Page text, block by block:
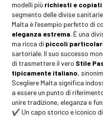
modelli più richiesti e copiati
segmento delle divise
Malta è l'esempio perfetto di
eleganza estrema. È una
ma ricca di piccoli
sartoriale. Il suo successo
di trasmettere il vero Stile
tipicamente italiano,
Scegliere Malta significa
a essere un punto di
unire tradizione, eleganza e
✔️ Un capo storico e iconico